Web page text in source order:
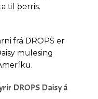
til þerris.
frá DROPS er
mulesing
.
DROPS Daisy á